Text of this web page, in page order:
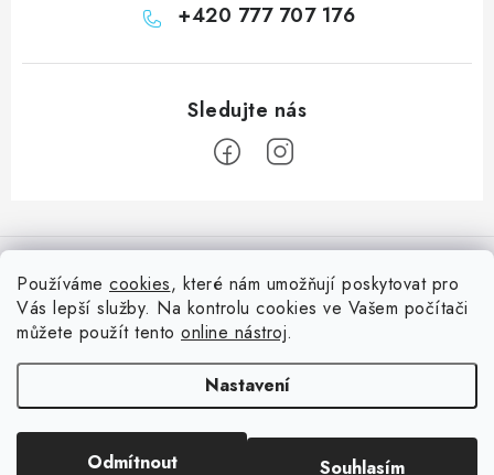
Používáme cookies, které nám umožňují poskytovat pro
Vás lepší služby. Na kontrolu cookies ve Vašem počítači
můžete použít tento online nástroj.
Nastavení
Odmítnout Souhlasím
+420 777 707 176
á
Doprava
Oblíbené ♥️
Nepřehlédněte
Blog s nápady a návody
Slovník pojmů, české návody
. Všechna práva vyhrazena.Upravit nastavení